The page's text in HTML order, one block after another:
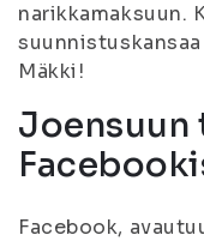
narikkamaksuun.
Mäkki!
Joensuun
Facebook,